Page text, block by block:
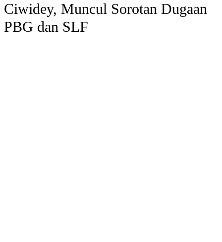
Ciwidey, Muncul Sorotan Dugaan
PBG dan SLF